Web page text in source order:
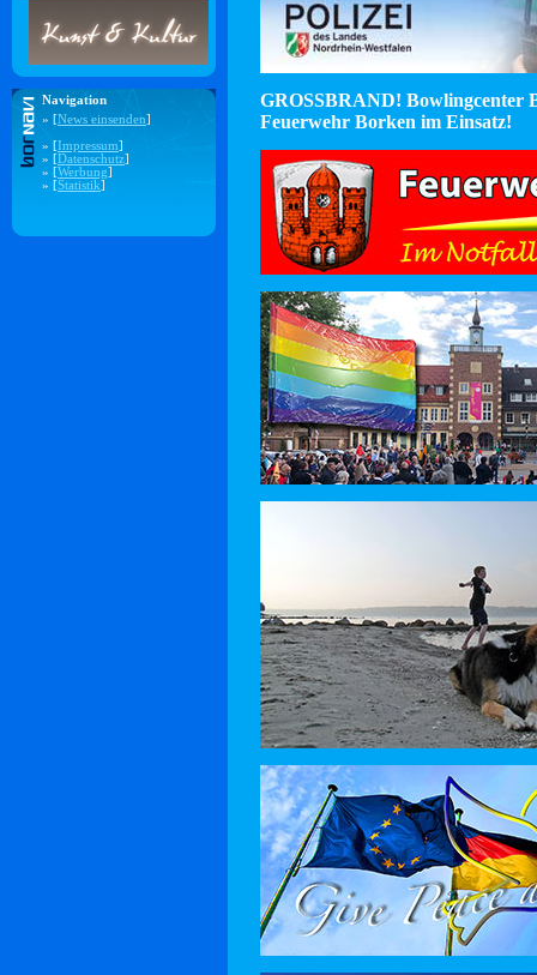
Navigation
» [News einsenden]
» [Impressum]
» [Datenschutz]
» [Werbung]
» [Statistik]
GROSSBRAND! Bowlingcenter
Feuerwehr Borken im Einsatz!